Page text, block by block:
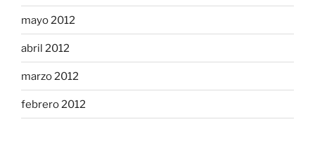
mayo 2012
abril 2012
marzo 2012
febrero 2012